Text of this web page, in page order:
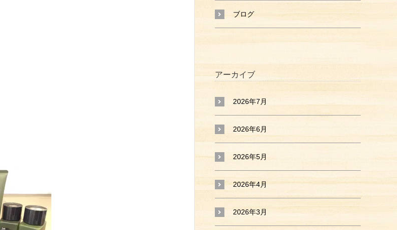
ブログ
アーカイブ
2026年7月
2026年6月
2026年5月
2026年4月
2026年3月